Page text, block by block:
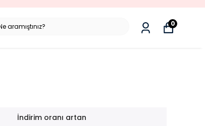
0
İndirim oranı artan